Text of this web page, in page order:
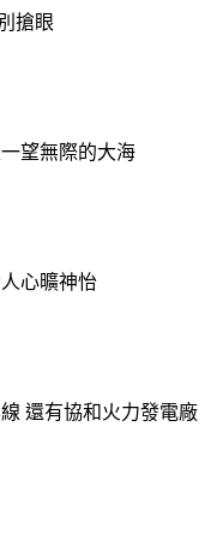
搶眼
望無際的大海
心曠神怡
還有協和火力發電廠